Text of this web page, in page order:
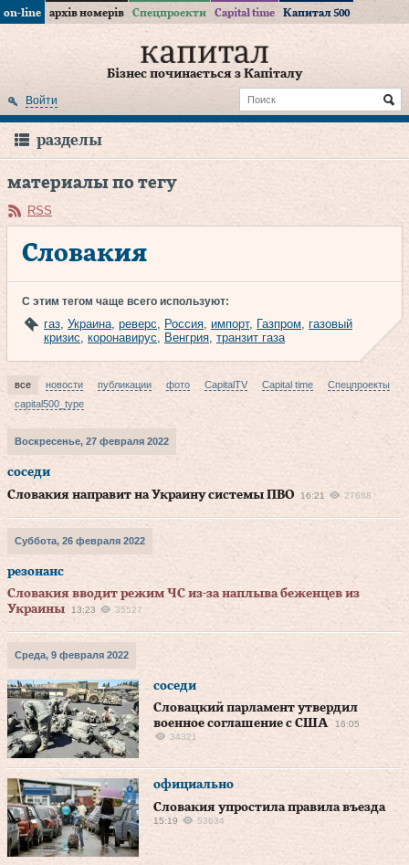
on-line архів номерів Спецпроекти Capital time Капитал 500
Бізнес починається з Капіталу
Войти
разделы
материалы по тегу
RSS
Словакия
С этим тегом чаще всего используют:
газ, Украина, реверс, Россия, импорт, Газпром, газовый
кризис, коронавирус, Венгрия, транзит газа
все новости публикации фото CapitalTV Capital time
Спецпроекты
capital500_type
Воскресенье, 27 февраля 2022
соседи
Словакия направит на Украину системы ПВО
16:21 27668
Суббота, 26 февраля 2022
резонанс
Словакия вводит режим ЧС из-за наплыва беженцев из
Украины
13:23 35527
Среда, 9 февраля 2022
соседи
Словацкий парламент утвердил
военное соглашение с США
16:05
34321
официально
Словакия упростила правила въезда
15:19 53634